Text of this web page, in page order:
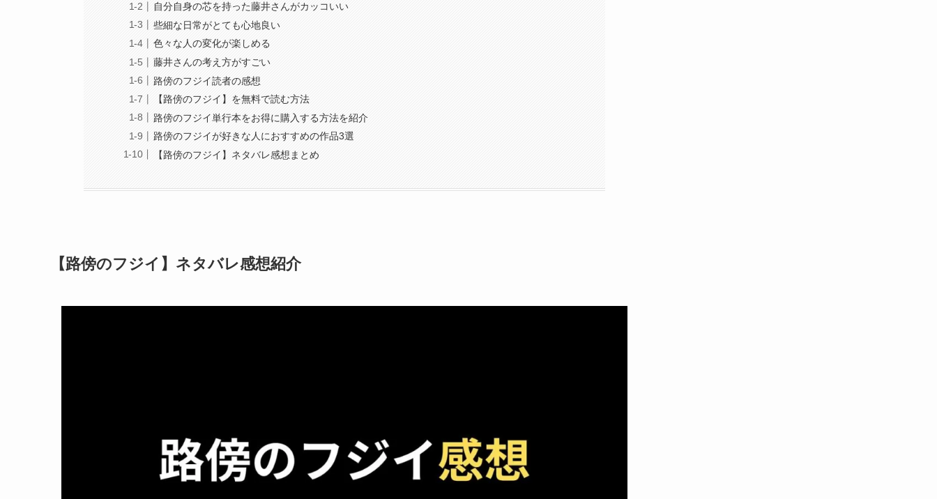
自分自身の芯を持った藤井さんがカッコいい
些細な日常がとても心地良い
色々な人の変化が楽しめる
藤井さんの考え方がすごい
路傍のフジイ読者の感想
【路傍のフジイ】を無料で読む方法
路傍のフジイ単行本をお得に購入する方法を紹介
路傍のフジイが好きな人におすすめの作品3選
【路傍のフジイ】ネタバレ感想まとめ
【路傍のフジイ】ネタバレ感想紹介